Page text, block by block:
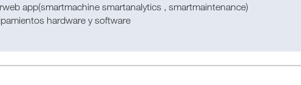
app(smartmachine smartanalytics , smartmaintenance)
hardware y software